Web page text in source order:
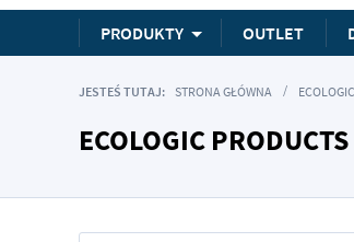
PRODUKTY OUTLET
JESTEŚ TUTAJ: STRONA GŁÓWNA
ECOLOGIC PRODUCTS